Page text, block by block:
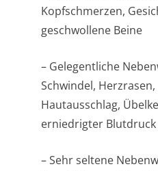
Kopfschmerzen,
geschwollene Beine
– Gelegentliche
Schwindel,
Hautausschlag,
erniedrigter
– Sehr seltene